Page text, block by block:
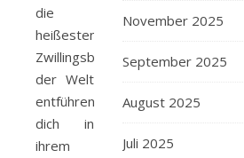
die
heißesten
Zwillingsbrüder
der Welt
entführen
dich in
ihrem
November 2025
September 2025
August 2025
Juli 2025